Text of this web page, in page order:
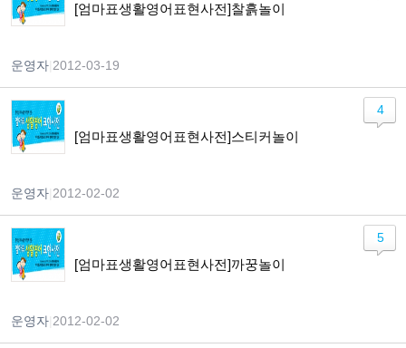
[엄마표생활영어표현사전]찰흙놀이
운영자 2012-03-19
[엄마표생활영어표현사전]스티커놀이
운영자 2012-02-02
4
[엄마표생활영어표현사전]까꿍놀이
운영자 2012-02-02
5